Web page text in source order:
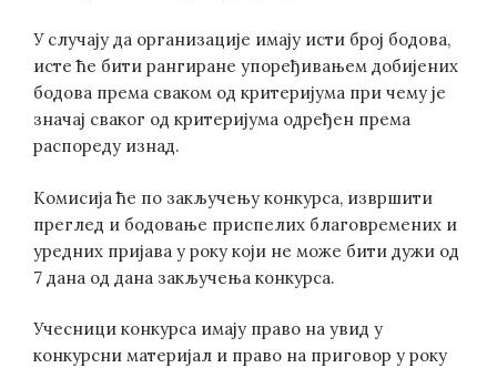
У случају да организације имају исти број бодова,
исте ће бити рангиране упоређивањем добијених
бодова према сваком од критеријума при чему је
значај сваког од критеријума одређен према
распореду изнад.
Комисија ће по закључењу конкурса, извршити
преглед и бодовање приспелих благовремених и
уредних пријава у року који не може бити дужи од
7 дана од дана закључења конкурса.
Учесници конкурса имају право на увид у
конкурсни материјал и право на приговор у року